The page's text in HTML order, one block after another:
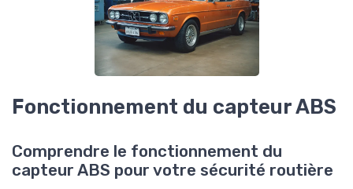
Fonctionnement du capteur ABS
Comprendre le fonctionnement du
capteur ABS pour votre sécurité routière